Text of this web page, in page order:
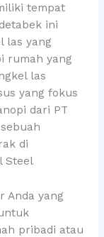
tempat
ini
las yang
rumah yang
las
yang fokus
dari PT
di
Steel
Anda yang
pribadi atau